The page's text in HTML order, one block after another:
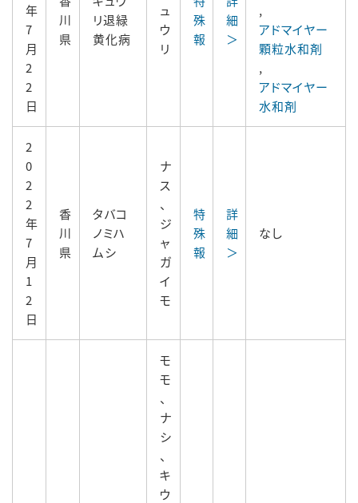
年
7
月
2
2
日
川
県
リ退緑
黄化病
ュ
ウ
リ
殊
報
細
＞
,
アドマイヤー
顆粒水和剤
,
アドマイヤー
水和剤
2
0
2
2
年
7
月
1
2
日
香
川
県
タバコ
ノミハ
ムシ
ナ
ス
、
ジ
ャ
ガ
イ
モ
特
殊
報
詳
細
＞
なし
モ
モ
、
ナ
シ
、
キ
ウ